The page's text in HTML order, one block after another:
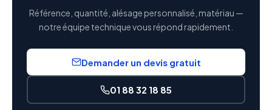
Référence, quantité, alésage personnalisé, matériau —
notre équipe technique vous répond rapidement.
Demander un devis gratuit
01 88 32 18 85